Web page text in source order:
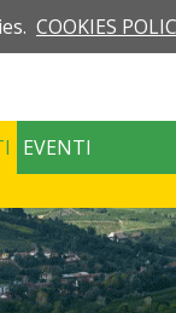
EVENTI
COOKIES